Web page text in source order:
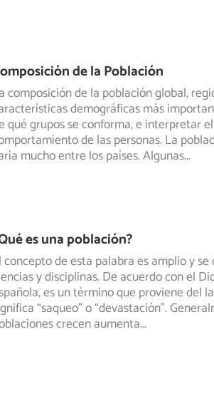
de la Población
composición de la población global,
demográficas más
qué grupos se conforma, e interpretar
de las personas. La
mucho entre los países. Algunas...
es una población?
concepto de esta palabra es amplio y
y disciplinas. De acuerdo con el
es un término que proviene del
“saqueo” o “devastación”.
crecen aumenta...